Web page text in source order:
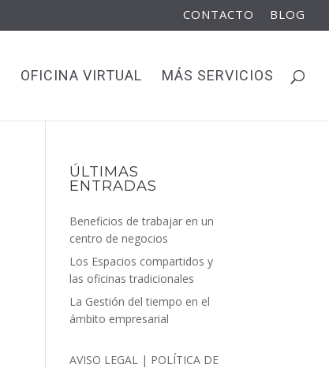
CONTACTO BLOG
OFICINA VIRTUAL MÁS SERVICIOS
ÚLTIMAS
ENTRADAS
Beneficios de trabajar en un
centro de negocios
Los Espacios compartidos y
las oficinas tradicionales
La Gestión del tiempo en el
ámbito empresarial
AVISO LEGAL | POLÍTICA DE